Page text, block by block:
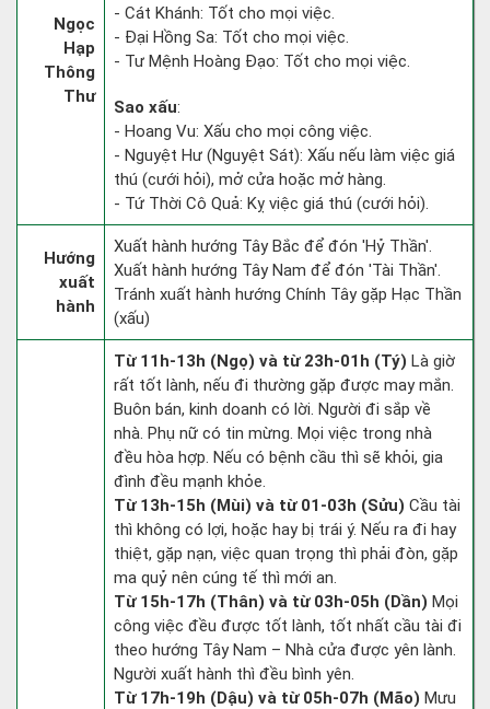
Ngọc
Hạp
Thông
Thư
- Cát Khánh: Tốt cho mọi việc.
- Đại Hồng Sa: Tốt cho mọi việc.
- Tư Mệnh Hoàng Đạo: Tốt cho mọi việc.
Sao xấu:
- Hoang Vu: Xấu cho mọi công việc.
- Nguyệt Hư (Nguyệt Sát): Xấu nếu làm việc giá
thú (cưới hỏi), mở cửa hoặc mở hàng.
- Tứ Thời Cô Quả: Kỵ việc giá thú (cưới hỏi).
Hướng
xuất
hành
Xuất hành hướng Tây Bắc để đón 'Hỷ Thần'.
Xuất hành hướng Tây Nam để đón 'Tài Thần'.
Tránh xuất hành hướng Chính Tây gặp Hạc Thần
(xấu)
Từ 11h-13h (Ngọ) và từ 23h-01h (Tý) Là giờ
rất tốt lành, nếu đi thường gặp được may mắn.
Buôn bán, kinh doanh có lời. Người đi sắp về
nhà. Phụ nữ có tin mừng. Mọi việc trong nhà
đều hòa hợp. Nếu có bệnh cầu thì sẽ khỏi, gia
đình đều mạnh khỏe.
Từ 13h-15h (Mùi) và từ 01-03h (Sửu) Cầu tài
thì không có lợi, hoặc hay bị trái ý. Nếu ra đi hay
thiệt, gặp nạn, việc quan trọng thì phải đòn, gặp
ma quỷ nên cúng tế thì mới an.
Từ 15h-17h (Thân) và từ 03h-05h (Dần) Mọi
công việc đều được tốt lành, tốt nhất cầu tài đi
theo hướng Tây Nam – Nhà cửa được yên lành.
Người xuất hành thì đều bình yên.
Từ 17h-19h (Dậu) và từ 05h-07h (Mão) Mưu